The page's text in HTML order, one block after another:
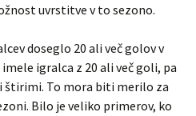
uvrstitve v to sezono.
doseglo 20 ali več golov v
igralca z 20 ali več goli, pa
štirimi. To mora biti merilo za
Bilo je veliko primerov, ko